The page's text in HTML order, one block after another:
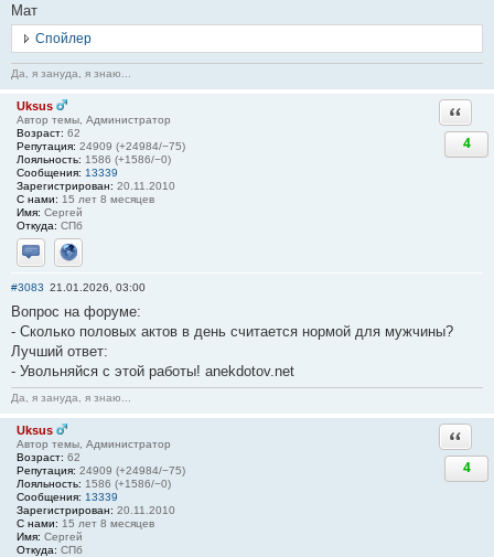
Мат
Спойлер
Да, я зануда, я знаю...
Uksus
Автор темы, Администратор
Возраст: 62
Репутация: 24909 (+24984/−75)
Лояльность: 1586 (+1586/−0)
Сообщения: 13339
Зарегистрирован: 20.11.2010
С нами: 15 лет 8 месяцев
Имя: Сергей
Откуда: СПб
Отправить личное сообщение
Сайт
4
#3083 21.01.2026, 03:00
Вопрос на форуме:
- Сколько половых актов в день считается нормой для мужчины?
Лучший ответ:
- Увольняйся с этой работы! anekdotov.net
Да, я зануда, я знаю...
Uksus
Автор темы, Администратор
Возраст: 62
Репутация: 24909 (+24984/−75)
Лояльность: 1586 (+1586/−0)
Сообщения: 13339
Зарегистрирован: 20.11.2010
С нами: 15 лет 8 месяцев
Имя: Сергей
Откуда: СПб
4